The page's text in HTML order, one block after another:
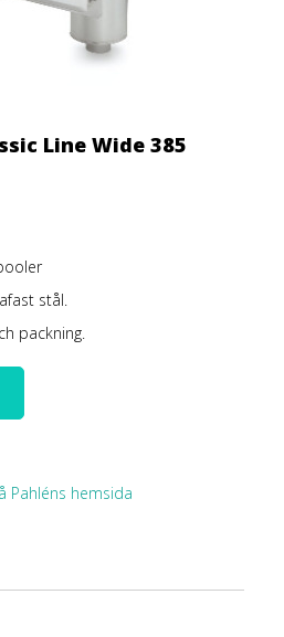
Line Wide 385
stål.
packning.
Pahléns hemsida